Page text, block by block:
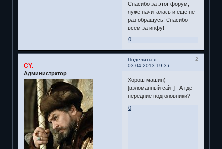
Спасибо за этот форум,
яуже начиталась и ещё не
раз обращусь! Спасибо
всем за инфу!
0
Поделиться
2
03.04.2013 19:36
CY.
Администратор
Хорош машин)
[взломанный сайт] А где
передние подголовники?
0